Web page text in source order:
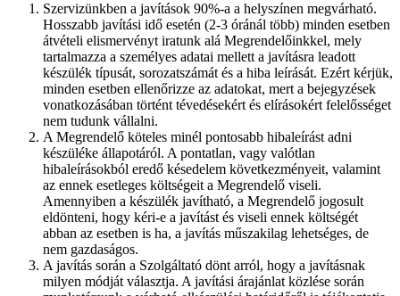
Szervizünkben a javítások 90%-a a helyszínen megvárható.
Hosszabb javítási idő esetén (2-3 óránál több) minden esetben
átvételi elismervényt iratunk alá Megrendelőinkkel, mely
tartalmazza a személyes adatai mellett a javításra leadott
készülék típusát, sorozatszámát és a hiba leírását. Ezért kérjük,
minden esetben ellenőrizze az adatokat, mert a bejegyzések
vonatkozásában történt tévedésekért és elírásokért felelősséget
nem tudunk vállalni.
A Megrendelő köteles minél pontosabb hibaleírást adni
készüléke állapotáról. A pontatlan, vagy valótlan
hibaleírásokból eredő késedelem következményeit, valamint
az ennek esetleges költségeit a Megrendelő viseli.
Amennyiben a készülék javítható, a Megrendelő jogosult
eldönteni, hogy kéri-e a javítást és viseli ennek költségét
abban az esetben is ha, a javítás műszakilag lehetséges, de
nem gazdaságos.
A javítás során a Szolgáltató dönt arról, hogy a javításnak
milyen módját választja. A javítási árajánlat közlése során